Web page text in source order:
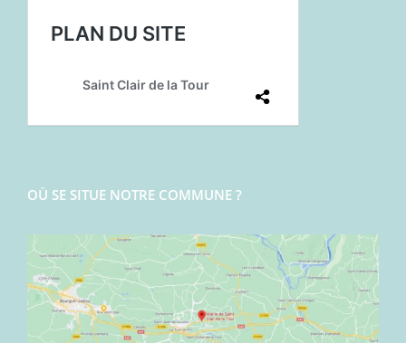
OÙ SE SITUE NOTRE COMMUNE ?